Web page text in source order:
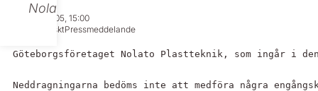
Nolato.
Sep 05, 2005, 15:00
RegulatorisktPressmeddelande
Göteborgsföretaget Nolato Plastteknik, som ingår i
Neddragningarna bedöms inte att medföra några